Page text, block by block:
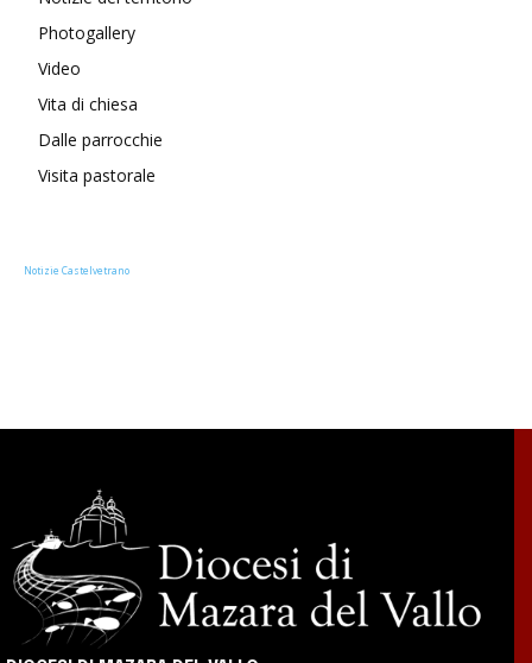
Photogallery
Video
Vita di chiesa
Dalle parrocchie
Visita pastorale
Notizie Castelvetrano